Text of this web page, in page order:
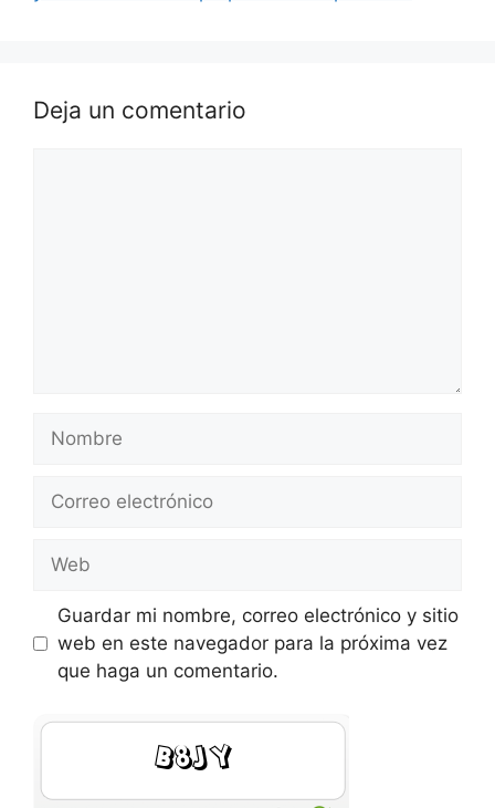
Deja un comentario
Nombre
Correo
Web
Guardar mi nombre, correo electrónico y sitio
web en este navegador para la próxima vez
que haga un comentario.
l9QD